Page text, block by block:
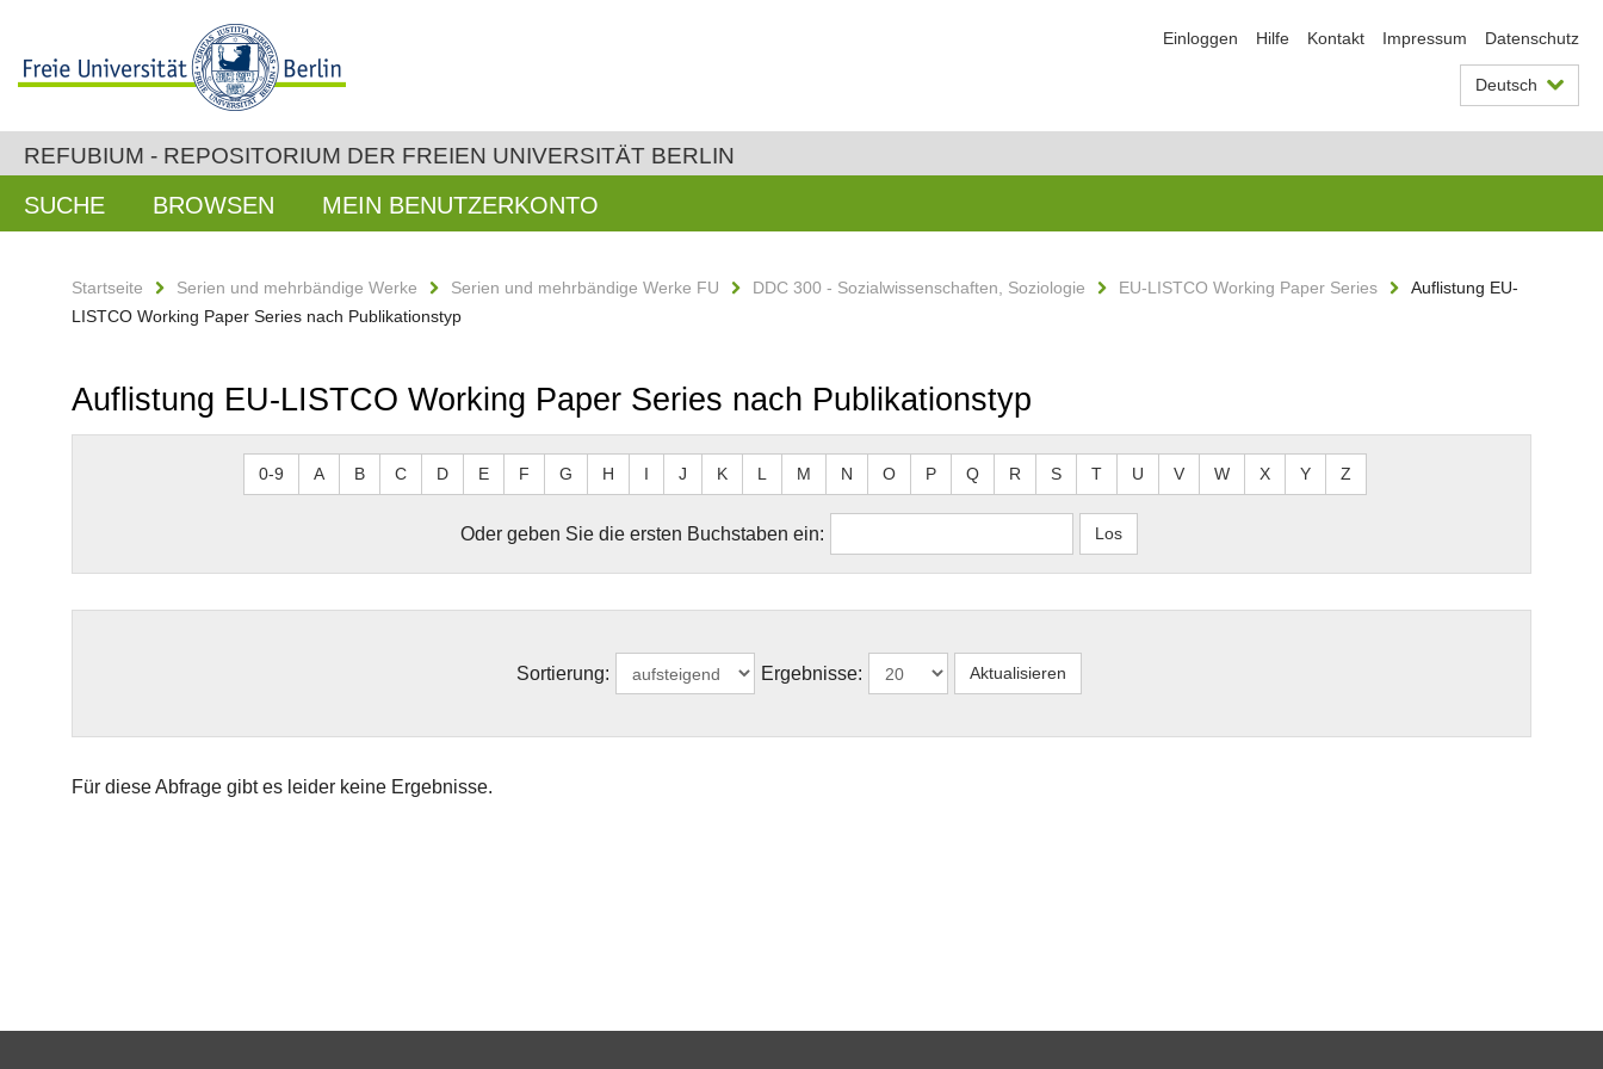
Einloggen Hilfe Kontakt Impressum Datenschutz
Deutsch
REFUBIUM - REPOSITORIUM DER FREIEN UNIVERSITÄT BERLIN
SUCHE BROWSEN MEIN BENUTZERKONTO
Startseite Serien und mehrbändige Werke Serien und mehrbändige Werke FU DDC 300 - Sozialwissenschaften, Soziologie EU-LISTCO Working Paper Series
Auflistung EU-
LISTCO Working Paper Series nach Publikationstyp
Auflistung EU-LISTCO Working Paper Series nach Publikationstyp
0-9 A B C D E F G H I J K L M N O P Q R S T U V W X Y Z
Oder geben Sie die ersten Buchstaben ein:
Sortierung: Ergebnisse:
Für diese Abfrage gibt es leider keine Ergebnisse.